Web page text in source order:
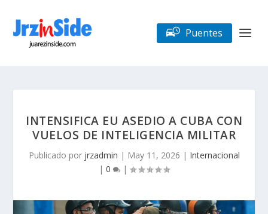
Puentes
INTENSIFICA EU ASEDIO A CUBA CON
VUELOS DE INTELIGENCIA MILITAR
Publicado por jrzadmin | May 11, 2026 | Internacional
| 0 |